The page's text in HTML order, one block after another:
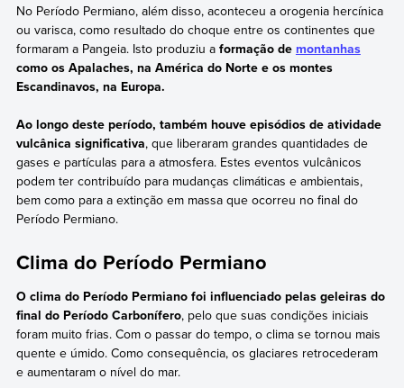
No Período Permiano, além disso, aconteceu a orogenia hercínica
ou varisca, como resultado do choque entre os continentes que
formaram a Pangeia. Isto produziu a formação de montanhas
como os Apalaches, na América do Norte e os montes
Escandinavos, na Europa.
Ao longo deste período, também houve episódios de atividade
vulcânica significativa, que liberaram grandes quantidades de
gases e partículas para a atmosfera. Estes eventos vulcânicos
podem ter contribuído para mudanças climáticas e ambientais,
bem como para a extinção em massa que ocorreu no final do
Período Permiano.
Clima do Período Permiano
O clima do Período Permiano foi influenciado pelas geleiras do
final do Período Carbonífero, pelo que suas condições iniciais
foram muito frias. Com o passar do tempo, o clima se tornou mais
quente e úmido. Como consequência, os glaciares retrocederam
e aumentaram o nível do mar.